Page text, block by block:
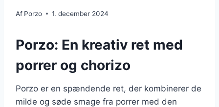
Af Porzo 1. december 2024
Porzo: En kreativ ret med
porrer og chorizo
Porzo er en spændende ret, der kombinerer de
milde og søde smage fra porrer med den